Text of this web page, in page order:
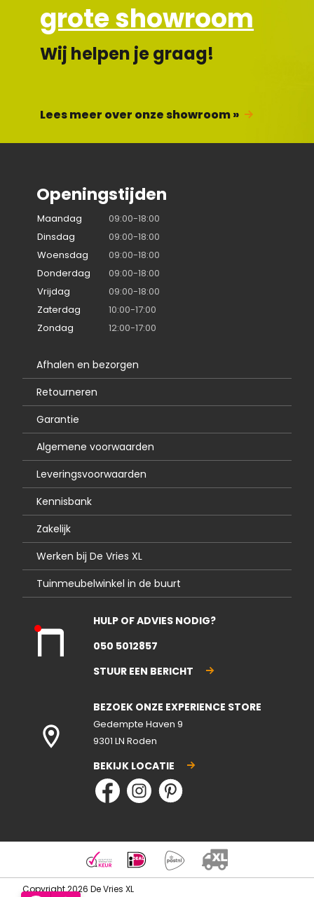
grote showroom
Wij helpen je graag!
Lees meer over onze showroom »
Openingstijden
Maandag
09:00-18:00
Dinsdag
09:00-18:00
Woensdag
09:00-18:00
Donderdag
09:00-18:00
Vrijdag
09:00-18:00
Zaterdag
10:00-17:00
Zondag
12:00-17:00
Afhalen en bezorgen
Retourneren
Garantie
Algemene voorwaarden
Leveringsvoorwaarden
Kennisbank
Zakelijk
Werken bij De Vries XL
Tuinmeubelwinkel in de buurt
nte
ote
n
HULP OF ADVIES NODIG?
050 5012857
STUUR EEN BERICHT
BEZOEK ONZE EXPERIENCE STORE
Gedempte Haven 9
9301 LN Roden
BEKIJK LOCATIE
Copyright 2026 De Vries XL